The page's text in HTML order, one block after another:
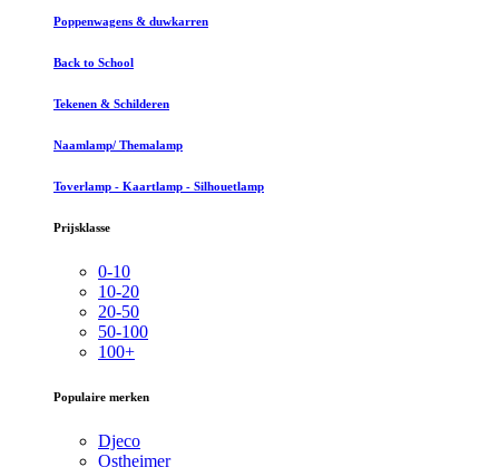
Poppenwagens & duwkarren
Back to School
Tekenen & Schilderen
Naamlamp/ Themalamp
Toverlamp - Kaartlamp - Silhouetlamp
Prijsklasse
0-10
10-20
20-50
50-100
100+
Populaire merken
Djeco
Ostheimer